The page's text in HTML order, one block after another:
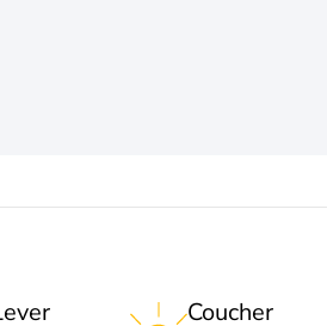
Coucher